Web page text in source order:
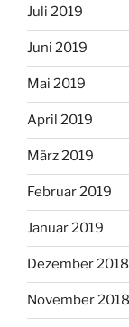
Juli 2019
Juni 2019
Mai 2019
April 2019
März 2019
Februar 2019
Januar 2019
Dezember 2018
November 2018